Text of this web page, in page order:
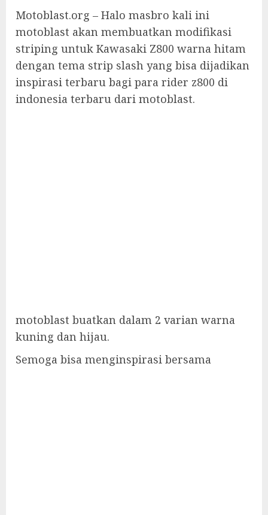
Motoblast.org – Halo masbro kali ini
motoblast akan membuatkan modifikasi
striping untuk Kawasaki Z800 warna hitam
dengan tema strip slash yang bisa dijadikan
inspirasi terbaru bagi para rider z800 di
indonesia terbaru dari motoblast.
motoblast buatkan dalam 2 varian warna
kuning dan hijau.
Semoga bisa menginspirasi bersama